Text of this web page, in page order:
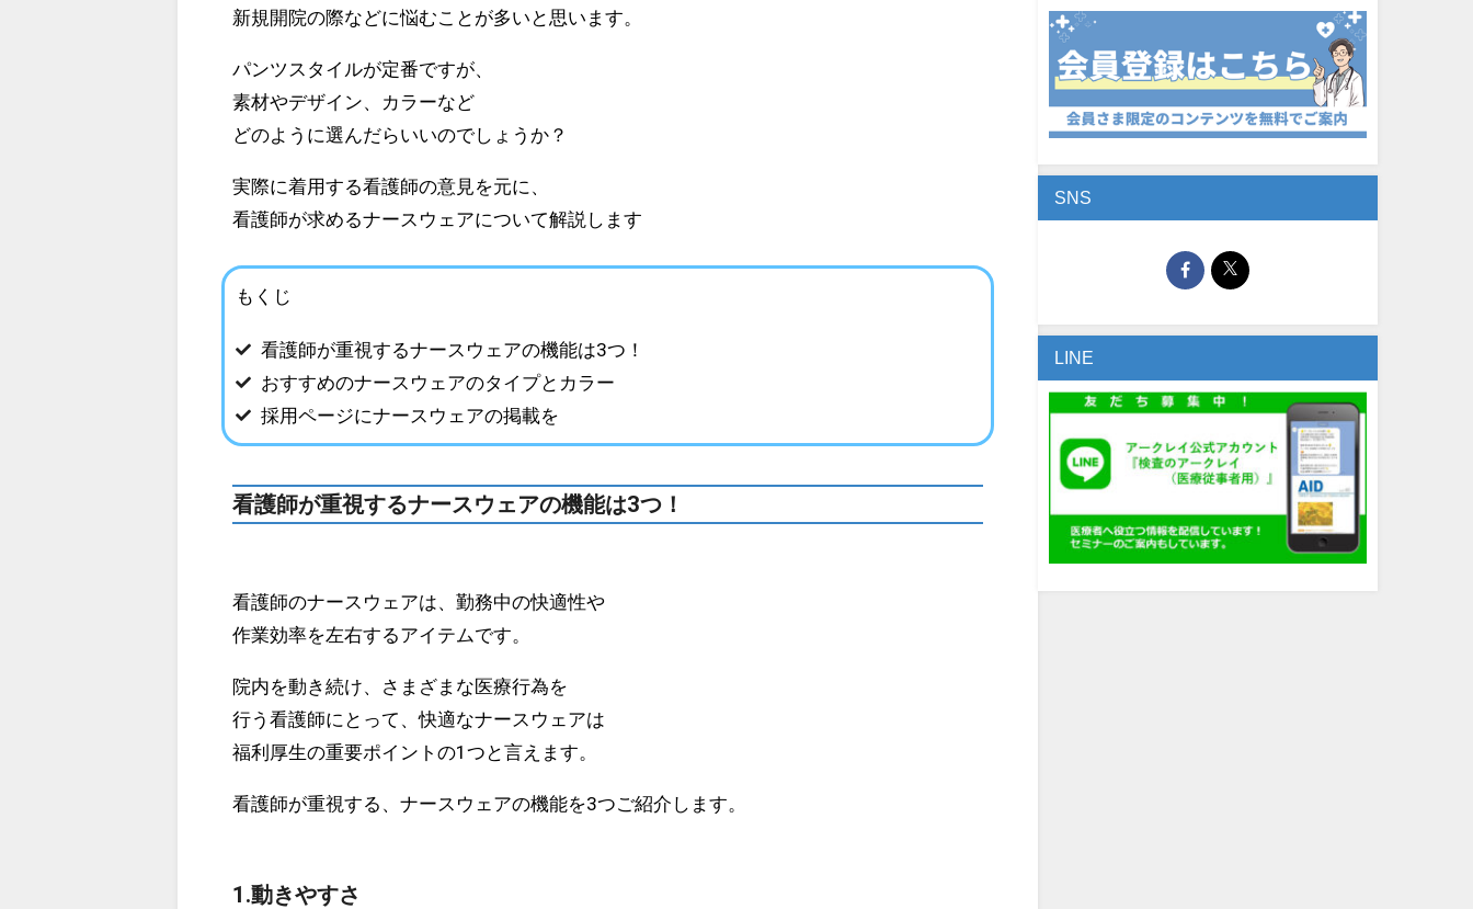
新規開院の際などに悩むことが多いと思います。
パンツスタイルが定番ですが、
素材やデザイン、カラーなど
どのように選んだらいいのでしょうか？
実際に着用する看護師の意見を元に、
看護師が求めるナースウェアについて解説します
もくじ
看護師が重視するナースウェアの機能は3つ！
おすすめのナースウェアのタイプとカラー
採用ページにナースウェアの掲載を
看護師が重視するナースウェアの機能は3つ！
看護師のナースウェアは、勤務中の快適性や
作業効率を左右するアイテムです。
院内を動き続け、さまざまな医療行為を
行う看護師にとって、快適なナースウェアは
福利厚生の重要ポイントの1つと言えます。
看護師が重視する、ナースウェアの機能を3つご紹介します。
1.動きやすさ
SNS
LINE